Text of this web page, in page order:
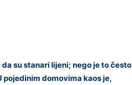
su stanari lijeni; nego je to često
domovima kaos je,